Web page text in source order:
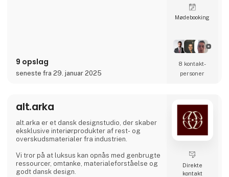
9 opslag
seneste fra 29. januar 2025
Møde­booking
8 kontakt­
personer
alt.arka
alt.arka er et dansk designstudio, der skaber
eksklusive interiørprodukter af rest- og
overskudsmaterialer fra industrien.
Vi tror på at luksus kan opnås med genbrugte
ressourcer, omtanke, materialeforståelse og
godt dansk design.
Direkte
kontakt